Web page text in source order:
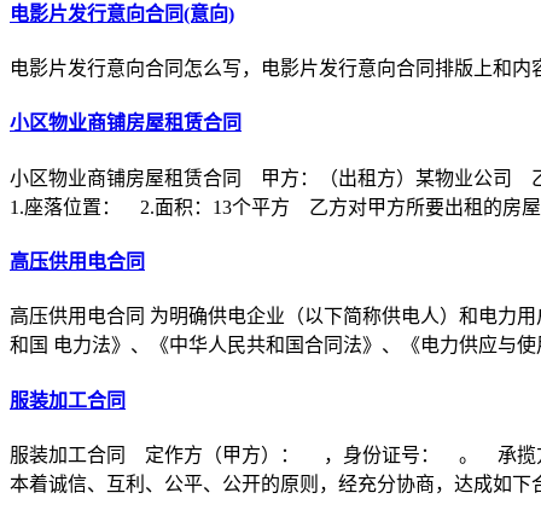
电影片发行意向合同(意向)
电影片发行意向合同怎么写，电影片发行意向合同排版上和
小区物业商铺房屋租赁合同
小区物业商铺房屋租赁合同 甲方：（出租方）某物业公司
1.座落位置： 2.面积：13个平方 乙方对甲方所要出租的房
高压供用电合同
高压供用电合同 为明确供电企业（以下简称供电人）和电力
和国 电力法》、《中华人民共和国合同法》、《电力供应与
服装加工合同
服装加工合同 定作方（甲方）： ，身份证号： 。 承揽
本着诚信、互利、公平、公开的原则，经充分协商，达成如下